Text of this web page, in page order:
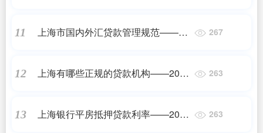
11
上海市国内外汇贷款管理规范——
267
12
上海有哪些正规的贷款机构——2023
263
13
上海银行平房抵押贷款利率——2023
263